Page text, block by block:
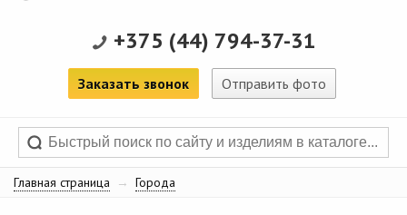
+375 (44) 794-37-31
Заказать звонок Отправить фото
Главная страница → Города